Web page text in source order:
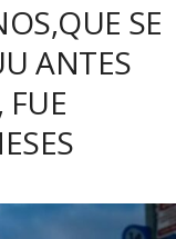
SE
ANTES
FUE